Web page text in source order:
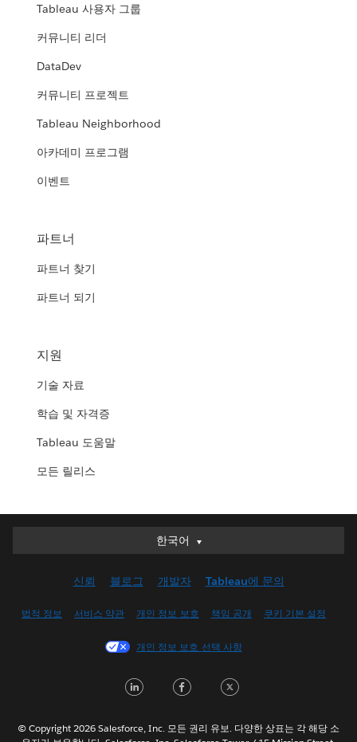
Tableau 사용자 그룹
커뮤니티 리더
DataDev
커뮤니티 프로젝트
Tableau Neighborhood
아카데미 프로그램
이벤트
파트너
파트너 찾기
파트너 되기
지원
기술 자료
학습 및 자격증
Tableau 도움말
모든 릴리스
한국어
한국어
English (UK)
Français (Canada)
Italiano
신뢰 블로그 개발자 Tableau에 문의
법적 정보 서비스 약관 개인 정보 보호 책임 공개 쿠키 기본 설정
개인 정보 보호 선택 사항
LinkedInFacebook
© Copyright 2026 Salesforce, Inc. 모든 권리 유보. 다양한 상표는 각 해당 소